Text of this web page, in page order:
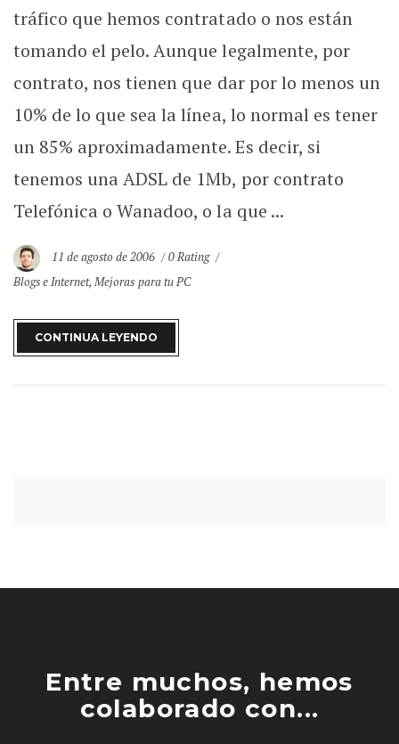
tráfico que hemos contratado o nos están
tomando el pelo. Aunque legalmente, por
contrato, nos tienen que dar por lo menos un
10% de lo que sea la línea, lo normal es tener
un 85% aproximadamente. Es decir, si
tenemos una ADSL de 1Mb, por contrato
Telefónica o Wanadoo, o la que ...
11 de agosto de 2006
0 Rating
Blogs e Internet,Mejoras para tu PC
CONTINUA LEYENDO
Entre muchos, hemos
colaborado con...